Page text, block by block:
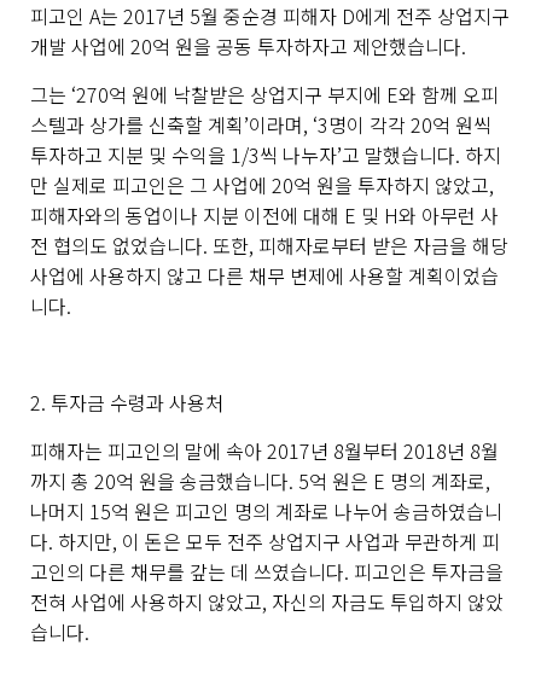
피고인 A는 2017년 5월 중순경 피해자 D에게 전주 상업지구
개발 사업에 20억 원을 공동 투자하자고 제안했습니다.
그는 ‘270억 원에 낙찰받은 상업지구 부지에 E와 함께 오피
스텔과 상가를 신축할 계획’이라며, ‘3명이 각각 20억 원씩
투자하고 지분 및 수익을 1/3씩 나누자’고 말했습니다. 하지
만 실제로 피고인은 그 사업에 20억 원을 투자하지 않았고,
피해자와의 동업이나 지분 이전에 대해 E 및 H와 아무런 사
전 협의도 없었습니다. 또한, 피해자로부터 받은 자금을 해당
사업에 사용하지 않고 다른 채무 변제에 사용할 계획이었습
니다.
2. 투자금 수령과 사용처
피해자는 피고인의 말에 속아2017년 8월부터 2018년 8월
까지 총 20억 원을 송금했습니다. 5억 원은 E 명의 계좌로,
나머지 15억 원은 피고인 명의 계좌로 나누어 송금하였습니
다. 하지만, 이 돈은 모두 전주 상업지구 사업과 무관하게 피
고인의 다른 채무를 갚는 데 쓰였습니다. 피고인은 투자금을
전혀 사업에 사용하지 않았고, 자신의 자금도 투입하지 않았
습니다.